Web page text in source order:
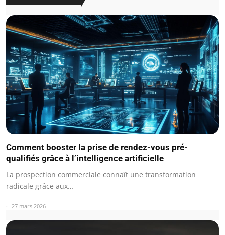
Comment booster la prise de rendez-vous pré-
qualifiés grâce à l’intelligence artificielle
La prospection commerciale connaît une transformation
radicale grâce aux…
27 mars 2026